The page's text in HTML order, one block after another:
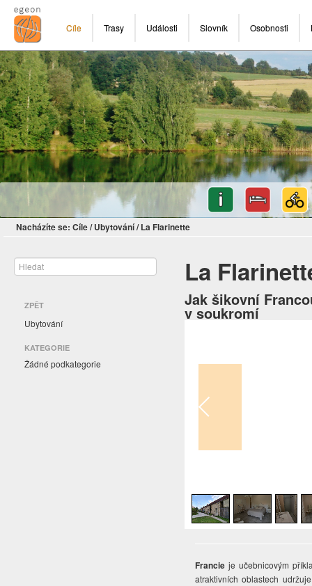
Cíle Trasy Události Slovník Osobnosti
Nacházíte se: Cíle/ Ubytování/ La Flarinette
ZPĚT
Ubytování
KATEGORIE
Žádné podkategorie
La
Jak šikovní
v soukromí
Francie je učebnicovým
atraktivních oblastech